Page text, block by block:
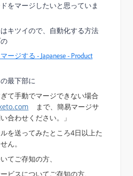
をマージしたいと思っていま
キツイので、自動化する方法
ージする - Japanese - Product
最下部に
て手動でマージできない場合
まで、簡易マージサ
合わせください。」
を送ってみたところ4日以上た
ん。
てご存知の方、
ビスについてご存知の方、